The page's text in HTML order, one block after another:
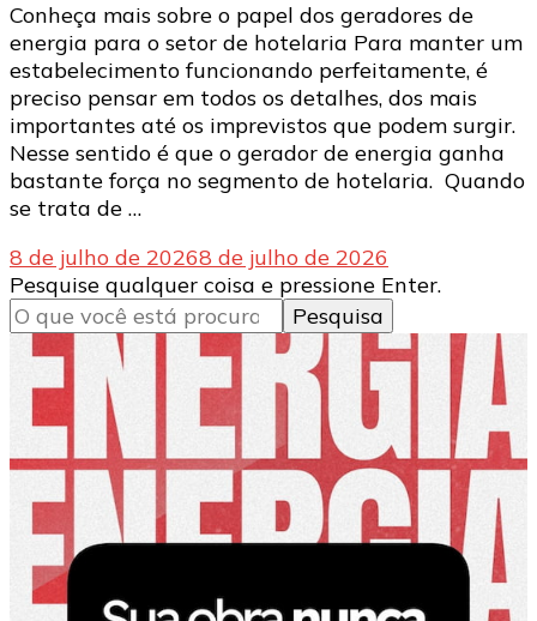
Conheça mais sobre o papel dos geradores de
energia para o setor de hotelaria Para manter um
estabelecimento funcionando perfeitamente, é
preciso pensar em todos os detalhes, dos mais
importantes até os imprevistos que podem surgir.
Nesse sentido é que o gerador de energia ganha
bastante força no segmento de hotelaria. Quando
se trata de …
8 de julho de 20268 de julho de 2026
Procurando
algo?
Pesquise qualquer coisa e pressione Enter.